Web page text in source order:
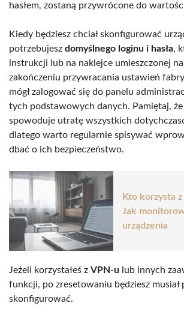
hasłem, zostaną przywrócone do
Kiedy będziesz chciał skonfigurować
potrzebujesz domyślnego loginu i hasła,
instrukcji lub na naklejce umieszczonej
zakończeniu przywracania ustawień
mógł zalogować się do panelu
tych podstawowych danych. Pamiętaj,
spowoduje utratę wszystkich
dlatego warto regularnie spisywać
dbać o ich bezpieczeństwo.
Kto korzysta
Jak
urządzenia
Jeżeli korzystałeś z VPN-u lub innych
funkcji, po zresetowaniu będziesz musiał
skonfigurować.